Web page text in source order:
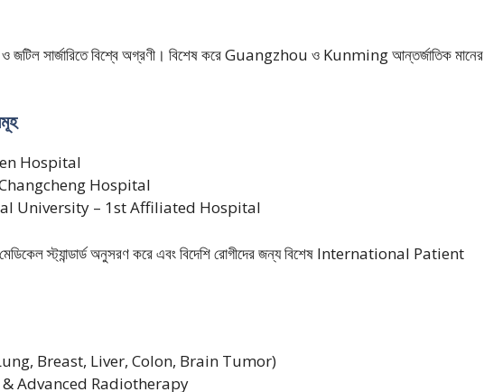
ও জটিল সার্জারিতে বিশ্বে অগ্রণী। বিশেষ করে Guangzhou ও Kunming আন্তর্জাতিক মানের
Hospital
Hospital
University – 1st Affiliated Hospital
স্ট্যান্ডার্ড অনুসরণ করে এবং বিদেশি রোগীদের জন্য বিশেষ International Patient
Breast, Liver, Colon, Brain Tumor)
Advanced Radiotherapy